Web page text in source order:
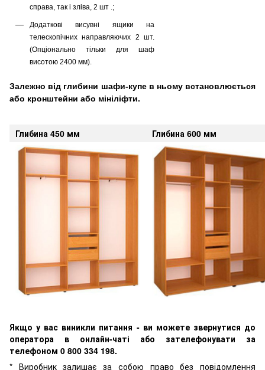
справа, так і зліва, 2 шт .;
Додаткові висувні ящики на
телескопічних направляючих 2 шт.
(Опціонально тільки для шаф
висотою 2400 мм).
Залежно від глибини шафи-купе в ньому встановлюється
або кронштейни або мініліфти.
Глибина 450 мм Глибина 600 мм
Якщо у вас виникли питання - ви можете звернутися до
оператора в онлайн-чаті або зателефонувати за
телефоном 0 800 334 198.
* Виробник залишає за собою право без повідомлення